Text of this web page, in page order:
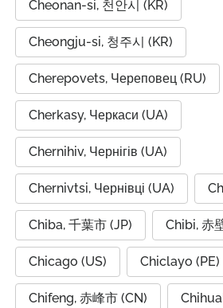
Cheonan-si, 천안시 (KR)
Cheongju-si, 청주시 (KR)
Cherepovets, Череповец (RU)
Cherkasy, Черкаси (UA)
Chernihiv, Чернігів (UA)
Chernivtsi, Чернівці (UA)
Chiba, 千葉市 (JP) Chibi, 赤
Chicago (US) Chiclayo (PE)
Chifeng, 赤峰市 (CN)